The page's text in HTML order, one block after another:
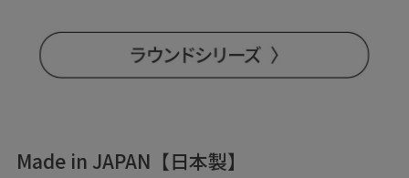
Made in JAPAN【日本製】